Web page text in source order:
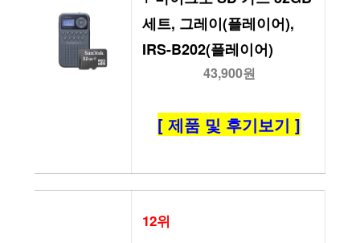
세트, 그레이(플레이어),
IRS-B202(플레이어)
43,900원
[ 제품 및 후기보기 ]
12위